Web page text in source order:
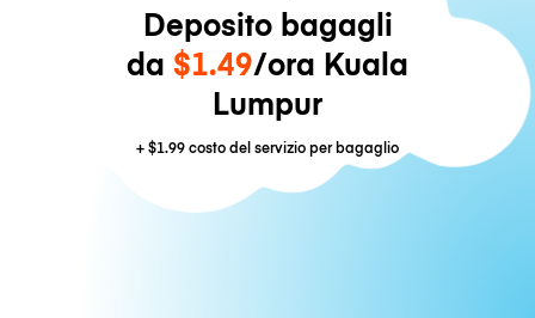
Deposito bagagli
da $1.49/ora Kuala
Lumpur
+$1.99costo del servizio per bagaglio